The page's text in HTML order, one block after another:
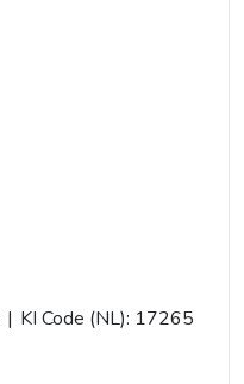
| KI Code (NL): 17265